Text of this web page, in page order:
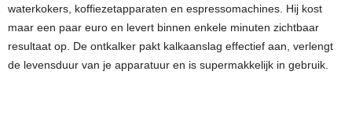
waterkokers, koffiezetapparaten en espressomachines. Hij kost
maar een paar euro en levert binnen enkele minuten zichtbaar
resultaat op. De ontkalker pakt kalkaanslag effectief aan, verlengt
de levensduur van je apparatuur en is supermakkelijk in gebruik.